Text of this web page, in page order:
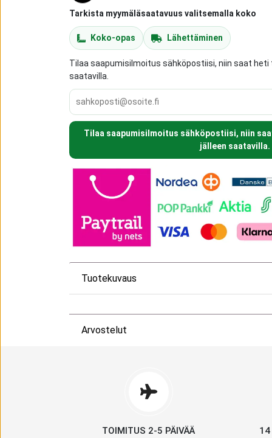
Tarkista myymäläsaatavuus valitsemalla koko
Koko-opas Lähettäminen
Tilaa saapumisilmoitus sähköpostiisi, niin saat
saatavilla.
Tilaa saapumisilmoitus sähköpostiisi, niin
jälleen saatavilla.
Tuotekuvaus
Arvostelut
TOIMITUS 2-5 PÄIVÄÄ 14